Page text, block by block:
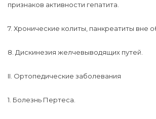
признаков активности гепатита.
7. Хронические колиты, панкреатиты вне
8. Дискинезия желчевыводящих путей.
II. Ортопедические заболевания
1. Болезнь Пертеса.